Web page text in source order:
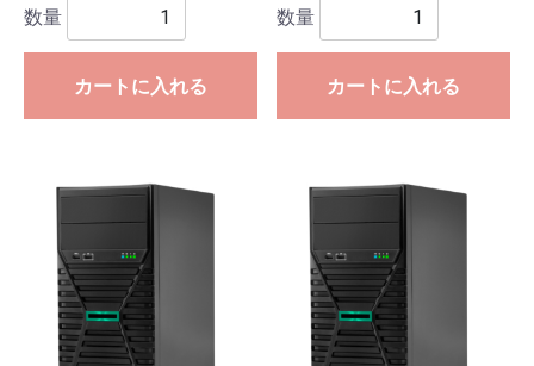
数量
カートに入れる
数量
カートに入れる